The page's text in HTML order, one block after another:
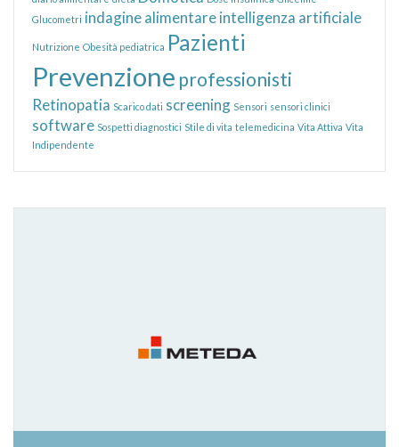
Glucometri indagine alimentareintelligenza artificiale
Nutrizione Obesità pediatrica Pazienti
Prevenzione professionisti
Retinopatia Scarico dati screening Sensori sensori clinici
software Sospetti diagnostici Stile di vita telemedicina Vita Attiva Vita
Indipendente